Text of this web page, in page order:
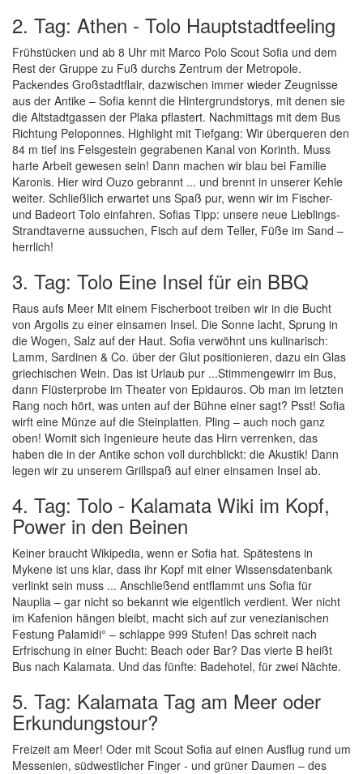
2. Tag: Athen - Tolo Hauptstadtfeeling
Frühstücken und ab 8 Uhr mit Marco Polo Scout Sofia und dem
Rest der Gruppe zu Fuß durchs Zentrum der Metropole.
Packendes Großstadtflair, dazwischen immer wieder Zeugnisse
aus der Antike – Sofia kennt die Hintergrundstorys, mit denen sie
die Altstadtgassen der Plaka pflastert. Nachmittags mit dem Bus
Richtung Peloponnes. Highlight mit Tiefgang: Wir überqueren den
84 m tief ins Felsgestein gegrabenen Kanal von Korinth. Muss
harte Arbeit gewesen sein! Dann machen wir blau bei Familie
Karonis. Hier wird Ouzo gebrannt ... und brennt in unserer Kehle
weiter. Schließlich erwartet uns Spaß pur, wenn wir im Fischer-
und Badeort Tolo einfahren. Sofias Tipp: unsere neue Lieblings-
Strandtaverne aussuchen, Fisch auf dem Teller, Füße im Sand –
herrlich!
3. Tag: Tolo Eine Insel für ein BBQ
Raus aufs Meer Mit einem Fischerboot treiben wir in die Bucht
von Argolis zu einer einsamen Insel. Die Sonne lacht, Sprung in
die Wogen, Salz auf der Haut. Sofia verwöhnt uns kulinarisch:
Lamm, Sardinen & Co. über der Glut positionieren, dazu ein Glas
griechischen Wein. Das ist Urlaub pur ...Stimmengewirr im Bus,
dann Flüsterprobe im Theater von Epidauros. Ob man im letzten
Rang noch hört, was unten auf der Bühne einer sagt? Psst! Sofia
wirft eine Münze auf die Steinplatten. Pling – auch noch ganz
oben! Womit sich Ingenieure heute das Hirn verrenken, das
haben die in der Antike schon voll durchblickt: die Akustik! Dann
legen wir zu unserem Grillspaß auf einer einsamen Insel ab.
4. Tag: Tolo - Kalamata Wiki im Kopf,
Power in den Beinen
Keiner braucht Wikipedia, wenn er Sofia hat. Spätestens in
Mykene ist uns klar, dass ihr Kopf mit einer Wissensdatenbank
verlinkt sein muss ... Anschließend entflammt uns Sofia für
Nauplia – gar nicht so bekannt wie eigentlich verdient. Wer nicht
im Kafenion hängen bleibt, macht sich auf zur venezianischen
Festung Palamidi° – schlappe 999 Stufen! Das schreit nach
Erfrischung in einer Bucht: Beach oder Bar? Das vierte B heißt
Bus nach Kalamata. Und das fünfte: Badehotel, für zwei Nächte.
5. Tag: Kalamata Tag am Meer oder
Erkundungstour?
Freizeit am Meer! Oder mit Scout Sofia auf einen Ausflug rund um
Messenien, südwestlicher Finger - und grüner Daumen – des